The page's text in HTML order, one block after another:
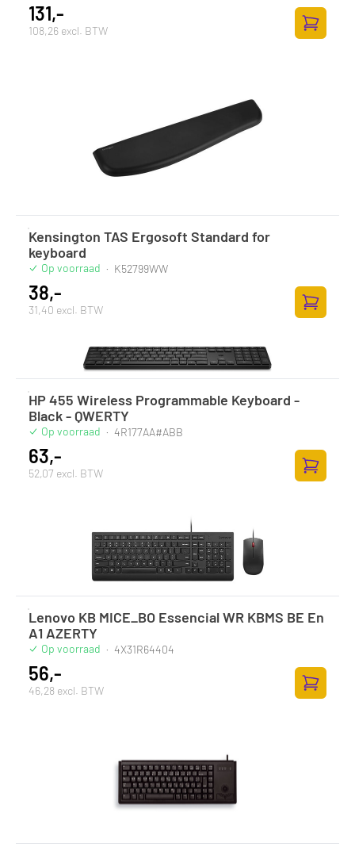
131,-
108,26 excl. BTW
Kensington TAS Ergosoft Standard for
keyboard
Op voorraad · K52799WW
38,-
31,40 excl. BTW
HP 455 Wireless Programmable Keyboard -
Black - QWERTY
Op voorraad · 4R177AA#ABB
63,-
52,07 excl. BTW
Lenovo KB MICE_BO Essencial WR KBMS BE En
A1 AZERTY
Op voorraad · 4X31R64404
56,-
46,28 excl. BTW